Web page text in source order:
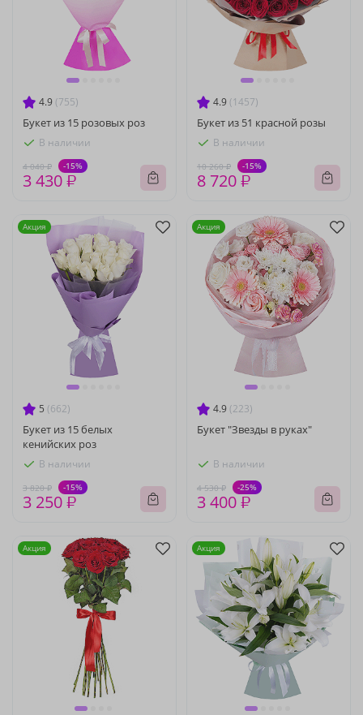
4.9 (755)
Букет из 15 розовых роз
В наличии
4 040 ₽ -15%
3 430 ₽
4.9 (1457)
Букет из 51 красной розы
В наличии
10 260 ₽ -15%
8 720 ₽
5 (662)
Букет из 15 белых
кенийских роз
В наличии
3 820 ₽ -15%
3 250 ₽
Акция
4.9 (223)
Букет "Звезды в руках"
В наличии
4 530 ₽ -25%
3 400 ₽
Акция
Акция Акция